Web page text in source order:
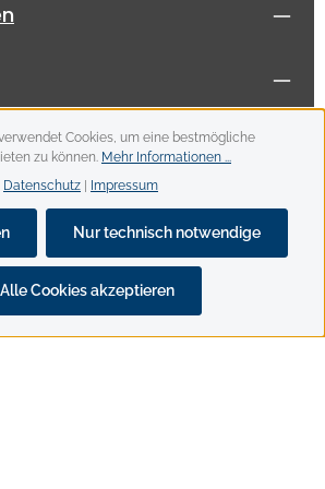
ggf. Nachnahmegebühren, wenn nicht
anders angegeben.
Cookies, um eine bestmögliche
zu können. Mehr Informationen ...
Datenschutz | Impressum
Nur technisch notwendige
Alle Cookies akzeptieren